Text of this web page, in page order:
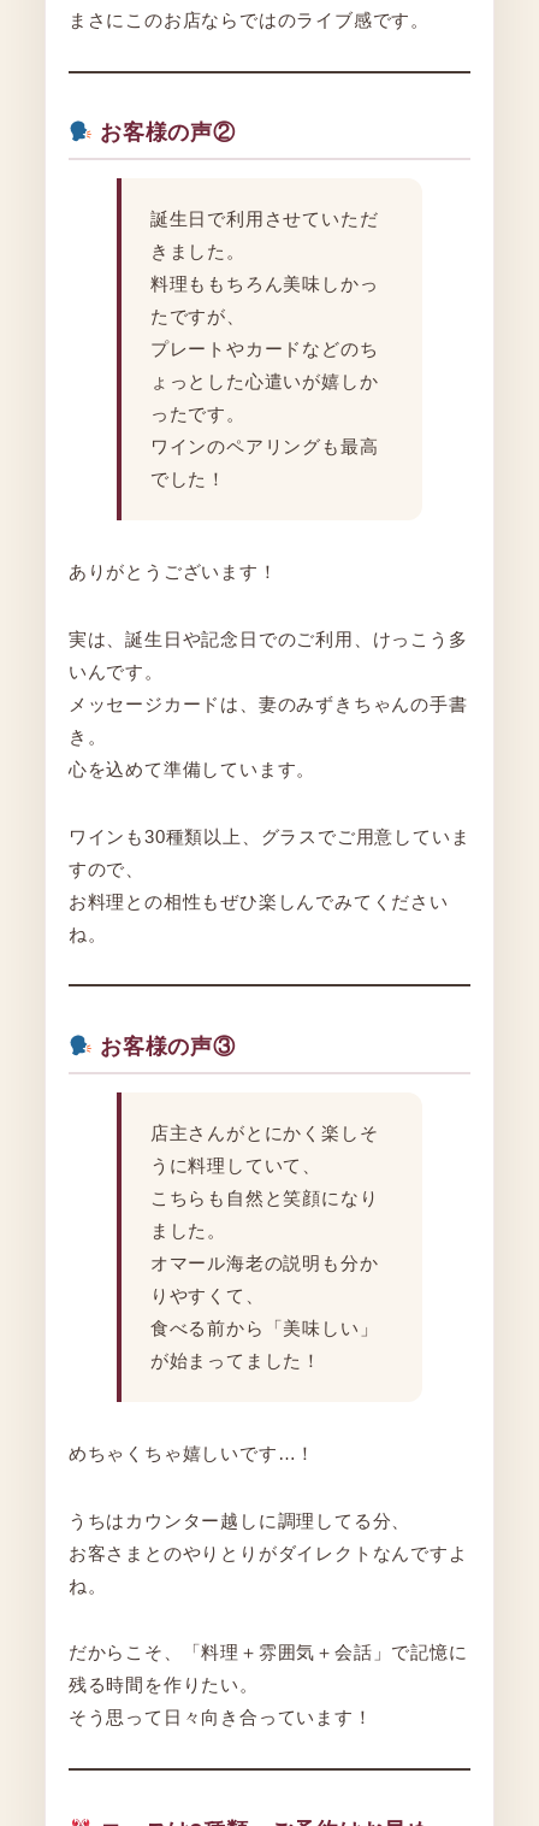
まさにこのお店ならではのライブ感です。
お客様の声②
誕生日で利用させていただ
きました。
料理ももちろん美味しかっ
たですが、
プレートやカードなどのち
ょっとした心遣いが嬉しか
ったです。
ワインのペアリングも最高
でした！
ありがとうございます！
実は、誕生日や記念日でのご利用、けっこう多
いんです。
メッセージカードは、妻のみずきちゃんの手書
き。
心を込めて準備しています。
ワインも30種類以上、グラスでご用意していま
すので、
お料理との相性もぜひ楽しんでみてください
ね。
お客様の声③
店主さんがとにかく楽しそ
うに料理していて、
こちらも自然と笑顔になり
ました。
オマール海老の説明も分か
りやすくて、
食べる前から「美味しい」
が始まってました！
めちゃくちゃ嬉しいです…！
うちはカウンター越しに調理してる分、
お客さまとのやりとりがダイレクトなんですよ
ね。
だからこそ、「料理＋雰囲気＋会話」で記憶に
残る時間を作りたい。
そう思って日々向き合っています！